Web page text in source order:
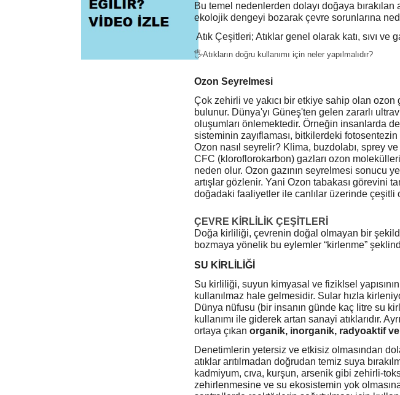
Bu temel nedenlerden dolayı doğaya
ekolojik dengeyi bozarak çevre sorunlarına
Atık Çeşitleri; Atıklar genel olarak katı, sıvı ve
🖐Atıkların doğru kullanımı için neler yapılmalıdır?
Ozon Seyrelmesi
Çok zehirli ve yakıcı bir etkiye sahip olan
bulunur. Dünya'yı Güneş'ten gelen zararlı
oluşumları önlemektedir. Örneğin insanlarda
sisteminin zayıflaması, bitkilerdeki
Ozon nasıl seyrelir? Klima, buzdolabı, sprey
CFC (kloroflorokarbon) gazları ozon
neden olur. Ozon gazının seyrelmesi sonucu
artışlar gözlenir. Yani Ozon tabakası görevini
doğadaki faaliyetler ile canlılar üzerinde çeşitli
ÇEVRE KİRLİLİK ÇEŞİTLERİ
Doğa kirliliği, çevrenin doğal olmayan bir
bozmaya yönelik bu eylemler “kirlenme”
SU KİRLİLİĞİ
Su kirliliği, suyun kimyasal ve fiziklsel
kullanılmaz hale gelmesidir. Sular hızla
Dünya nüfusu (bir insanın günde kaç litre su
kullanımı ile giderek artan sanayi atıklarıdır.
ortaya çıkan organik, inorganik, radyoaktif
Denetimlerin yetersiz ve etkisiz olmasından
atıklar arıtılmadan doğrudan temiz suya
kadmiyum, cıva, kurşun, arsenik gibi zehirli-
zehirlenmesine ve su ekosistemin yok